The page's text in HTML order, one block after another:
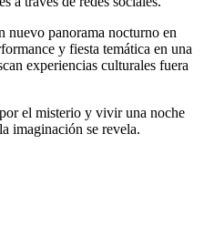
nuevo panorama nocturno en
y fiesta temática en una
experiencias culturales fuera
el misterio y vivir una noche
imaginación se revela.